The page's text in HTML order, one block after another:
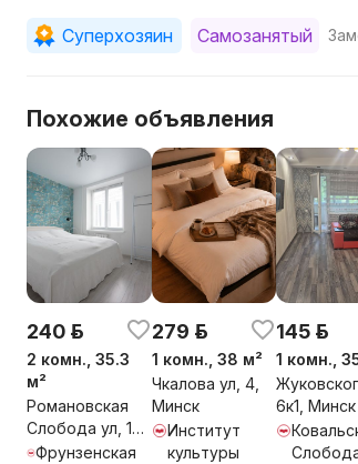
Суперхозяин Самозанятый
Похожие объявления
240 р.
2 комн., 35.3
м²
Романовская
Слобода ул, 10,
Минск
Фрунзенская
279 р.
1 комн., 38 м²
Чкалова ул, 4,
Минск
Институт
культуры
145 р.
1 комн.,
6к1, Минск